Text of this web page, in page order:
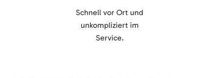
Schnell vor Ort und
unkompliziert im
Service.